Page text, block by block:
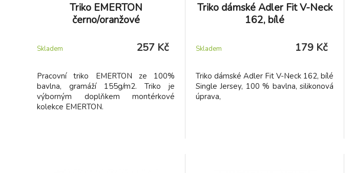
Triko EMERTON
černo/oranžové
Skladem 257 Kč
Pracovní triko EMERTON ze 100%
bavlna, gramáží 155g/m2. Triko je
výborným doplňkem montérkové
kolekce EMERTON.
Triko dámské Adler Fit V-Neck
162, bílé
Skladem 179 Kč
Triko dámské Adler Fit V-Neck 162, bílé
Single Jersey, 100 % bavlna, silikonová
úprava,